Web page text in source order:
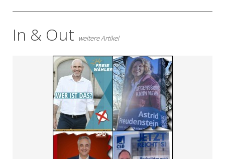
In & Out weitere Artikel